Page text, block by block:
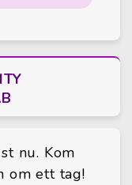
nu. Kom
om ett tag!